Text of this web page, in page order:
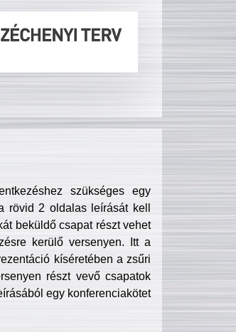
szükséges egy
rövid 2 oldalas leírását kell
beküldő csapat részt vehet
kerülő versenyen. Itt a
kíséretében a zsűri
részt vevő csapatok
egy konferenciakötet